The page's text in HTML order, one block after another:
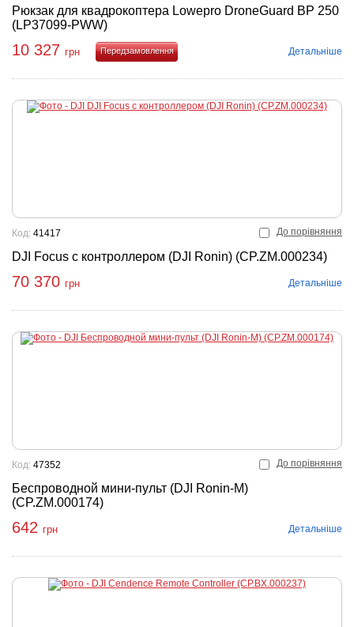
Рюкзак для квадрокоптера Lowepro DroneGuard BP 250
(LP37099-PWW)
10 327 грн
Детальніше
До порівняння
DJI Focus с контроллером (DJI Ronin) (CP.ZM.000234)
Код: 41417
70 370 грн Детальніше
До порівняння
Беспроводной мини-пульт (DJI Ronin-M)
(CP.ZM.000174)
Код: 47352
642 грн Детальніше